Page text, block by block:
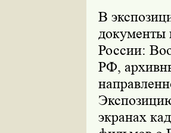
В
документы
России:
РФ,
экранах